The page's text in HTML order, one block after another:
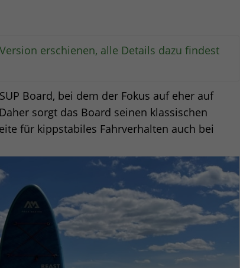
erschienen, alle Details dazu findest
Board, bei dem der Fokus auf eher auf
sorgt das Board seinen klassischen
für kippstabiles Fahrverhalten auch bei